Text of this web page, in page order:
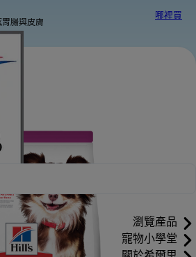
哪裡買
瀏覽產品
寵物小學堂
腸與皮膚